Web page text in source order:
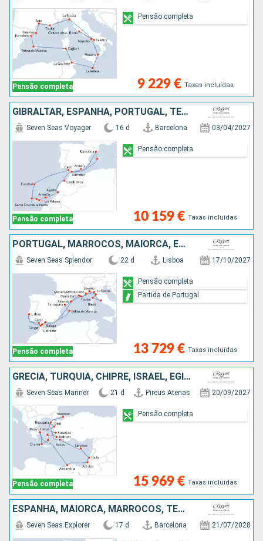
Pensão completa 9 229 € Taxas incluídas
Pensão completa
GIBRALTAR, ESPANHA, PORTUGAL, TENERIFE, MAIORCA, LANZAROTE, MARROCOS
Pensão completa
Seven Seas Voyager 16 d Barcelona 03/04/2027
10 159 € Taxas incluídas
Pensão completa
PORTUGAL, MARROCOS, MAIORCA, ESPANHA, MÔNACO, ITÁLIA, FRANÇA, GIBRALTAR
Pensão completa
Seven Seas Splendor 22 d Lisboa 17/10/2027
13 729 € Taxas incluídas
Pensão completa
Partida de Portugal
GRÉCIA, TURQUIA, CHIPRE, ISRAEL, EGITO
Pensão completa
Seven Seas Mariner 21 d Pireus Atenas 20/09/2027
15 969 € Taxas incluídas
Pensão completa
ESPANHA, MAIORCA, MARROCOS, TENERIFE, IBIZA, GIBRALTAR, PORTUGAL
Seven Seas Explorer 17 d Barcelona 21/07/2028